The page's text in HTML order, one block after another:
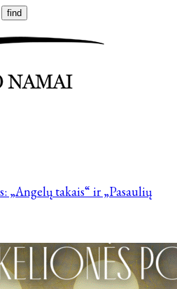
„Angelų takais“ ir „Pasaulių